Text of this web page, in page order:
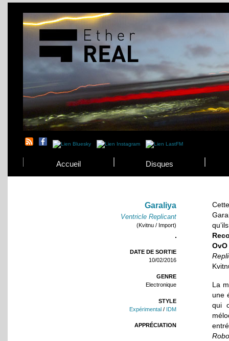
Accueil Disques
Garaliya
Ventricle Replicant
(Kvitnu / Import)
DATE DE SORTIE
10/02/2016
GENRE
Electronique
STYLE
Expérimental / IDM
APPRÉCIATION
OvO
La
une
qui